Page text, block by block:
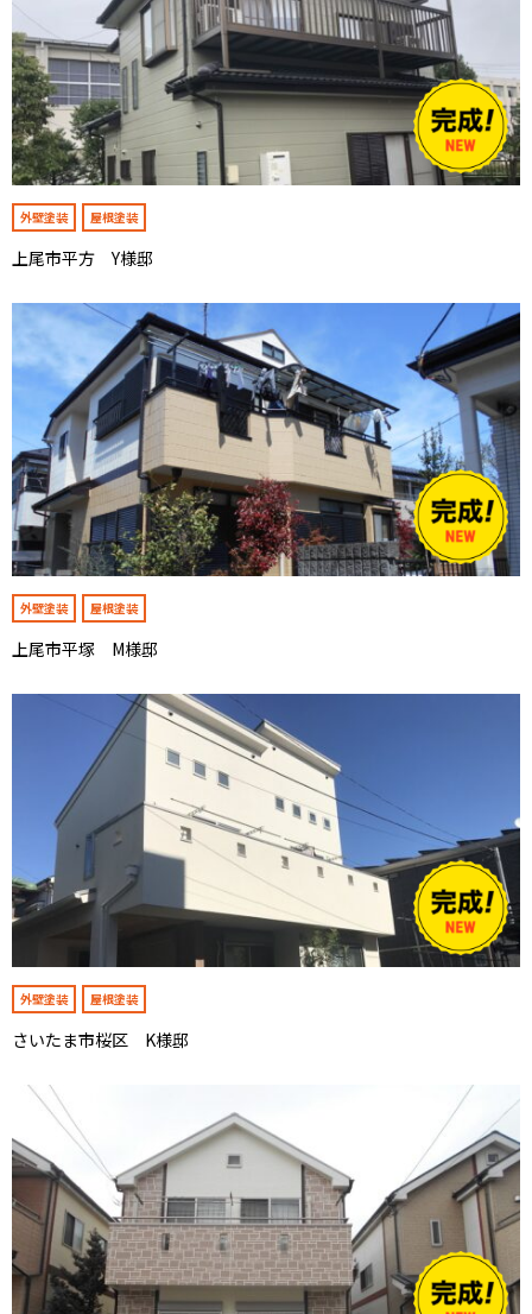
外壁塗装 屋根塗装
上尾市平方 Y様邸
外壁塗装 屋根塗装
上尾市平塚 M様邸
外壁塗装 屋根塗装
さいたま市桜区 K様邸